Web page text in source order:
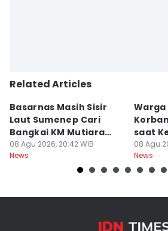
Related Articles
Basarnas Masih Sisir
Laut Sumenep Cari
Bangkai KM Mutiara
Sentosa II
08 Agu 2026, 20:42 WIB
News
Warga
saat
08 Agu
News